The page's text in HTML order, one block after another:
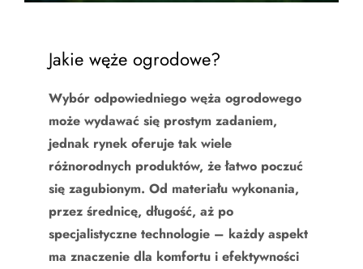
Jakie węże ogrodowe?
Wybór odpowiedniego węża ogrodowego
może wydawać się prostym zadaniem,
jednak rynek oferuje tak wiele
różnorodnych produktów, że łatwo poczuć
się zagubionym. Od materiału wykonania,
przez średnicę, długość, aż po
specjalistyczne technologie – każdy aspekt
ma znaczenie dla komfortu i efektywności